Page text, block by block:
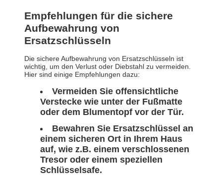
Empfehlungen für die sichere
Aufbewahrung von
Ersatzschlüsseln
Die sichere Aufbewahrung von Ersatzschlüsseln ist
wichtig, um den Verlust oder Diebstahl zu vermeiden.
Hier sind einige Empfehlungen dazu:
Vermeiden Sie offensichtliche
Verstecke wie unter der Fußmatte
oder dem Blumentopf vor der Tür.
Bewahren Sie Ersatzschlüssel an
einem sicheren Ort in Ihrem Haus
auf, wie z.B. einem verschlossenen
Tresor oder einem speziellen
Schlüsselsafe.